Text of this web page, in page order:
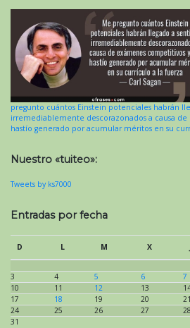
pregunto cuántos Einstein potenciales habrán
irremediablemente descorazonados a causa
hastío generado por acumular méritos en su
Nuestro «tuiteo»:
Tweets by ks7000
Entradas por fecha
D L M X
3
4 5 6 7
10
11 12 13
17
18 19 20 21
24
25 26 27 28
31